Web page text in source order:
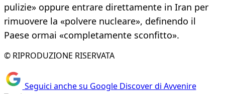
pulizie» oppure entrare direttamente in Iran per
rimuovere la «polvere nucleare», definendo il
Paese ormai «completamente sconfitto».
© RIPRODUZIONE RISERVATA
Seguici anche su Google Discover di Avvenire